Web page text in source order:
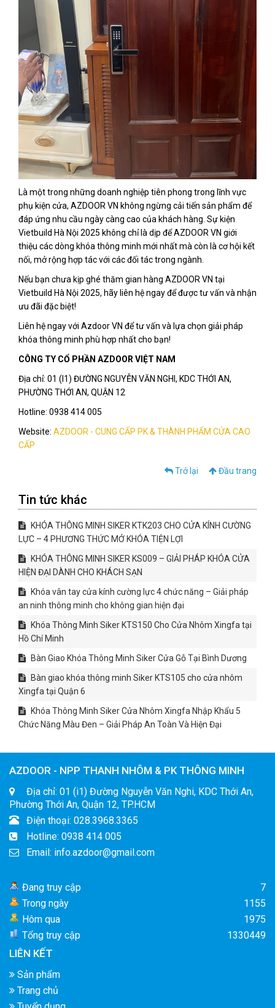
Là một trong những doanh nghiệp tiên phong trong lĩnh vực
phụ kiện cửa, AZDOOR VN không ngừng cải tiến sản phẩm để
đáp ứng nhu cầu ngày càng cao của khách hàng. Sự kiện
Vietbuild Hà Nội 2025 không chỉ là dịp để AZDOOR VN giới
thiệu các dòng khóa thông minh mới nhất mà còn là cơ hội kết
nối, mở rộng hợp tác với các đối tác trong ngành.
Nếu bạn chưa kịp ghé thăm gian hàng AZDOOR VN tại
Vietbuild Hà Nội 2025, hãy liên hệ ngay để được tư vấn và nhận
ưu đãi đặc biệt!
Liên hệ ngay với Azdoor VN để tư vấn và lựa chọn giải pháp
khóa thông minh phù hợp nhất cho bạn!
CÔNG TY CỔ PHẦN AZDOOR VIỆT NAM
Địa chỉ: 01 (I1) ĐƯỜNG NGUYỄN VĂN NGHI, KDC THỚI AN,
PHƯỜNG THỚI AN, QUẬN 12
Hotline: 0938 414 005
Website: AZDOOR - CUNG CẤP PK & THÀNH PHẨM CỬA CAO
CẤP
Trở lại Đầu trang
Tin tức khác
KHÓA THÔNG MINH SIKER KTK203 CHO CỬA KÍNH CƯỜNG
LỰC – 4 PHƯƠNG THỨC MỞ KHÓA TIỆN LỢI
KHÓA THÔNG MINH SIKER KS009 – GIẢI PHÁP KHÓA CỬA
HIỆN ĐẠI DÀNH CHO KHÁCH SẠN
Khóa vân tay cửa kính cường lực 4 chức năng – Giải pháp
an ninh thông minh cho không gian hiện đại
Khóa Thông Minh Siker KTS150 Cho Cửa Nhôm Xingfa tại
Hồ Chí Minh
Bàn Giao Khóa Thông Minh Siker Cửa Gỗ Tại Bình Dương
Bàn giao khóa thông minh Siker KTS105 cho cửa nhôm
Xingfa tại Quận 6
Khóa Thông Minh Siker Cửa Nhôm Xingfa Nhập Khẩu 5
Chức Năng Màu Đen – Giải Pháp An Toàn Và Hiện Đại
AZDOOR - NPP THANH NHÔM & PK THÔNG MINH
Địa chỉ: 01 (i1) Đường Nguyễn Văn Nghi, KDC Thới An,
Phường Thới An, Quận 12, TP.HCM
Điện thoại: 028.3968.3365
Hotline: 0938 414 005
Email: info.azdoor@gmail.com
Đang truy cập
7
Trong ngày
1155
Hôm qua
1975
Tổng truy cập
1330449
LIÊN KẾT
Sản phẩm
Trang chủ